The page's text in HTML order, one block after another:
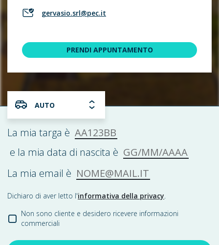
gervasio.srl@pec.it
PRENDI APPUNTAMENTO
AUTO
La mia targa è AA123BB
e la mia data di nascita è GG/MM/AAAA
La mia email è NOME@MAIL.IT
Dichiaro di aver letto l'informativa della privacy.
Non sono cliente e desidero ricevere informazioni
commerciali